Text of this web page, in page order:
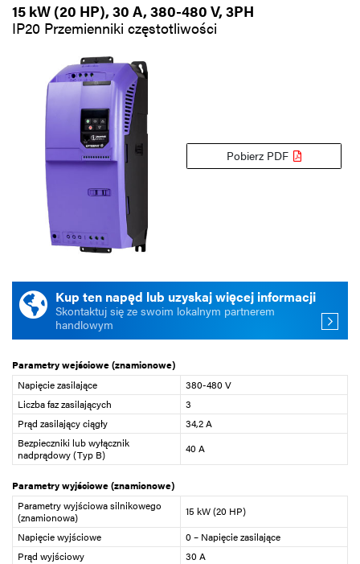
15 kW (20 HP), 30 A, 380-480 V, 3PH
IP20 Przemienniki częstotliwości
Pobierz PDF
Kup ten napęd lub uzyskaj więcej informacji
Skontaktuj się ze swoim lokalnym partnerem
handlowym
Parametry wejściowe (znamionowe)
Napięcie zasilające
380-480 V
Liczba faz zasilających
3
Prąd zasilający ciągły
34,2 A
Bezpieczniki lub wyłącznik
nadprądowy (Typ B)
40 A
Parametry wyjściowe (znamionowe)
Parametry wyjściowa silnikowego
(znamionowa)
15 kW (20 HP)
Napięcie wyjściowe
0 – Napięcie zasilające
Prąd wyjściowy
30 A